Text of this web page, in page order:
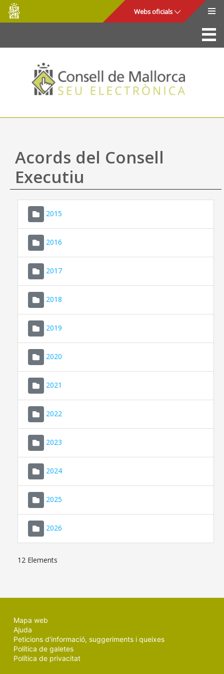
Salta al contingut principal
Consell
de
Mallorca
Webs oficials
La Seu
Consell de Mallorca
Accés i seguretat
Utilitats
Ajuda
Acords del Consell
Executiu
2015
2016
2017
2018
2019
2020
2021
2022
2023
2024
2025
2026
12 Elements
Mapa web
Ajuda
Peticions d'informació, suggeriments i queixes
Política de galetes
Política de privacitat